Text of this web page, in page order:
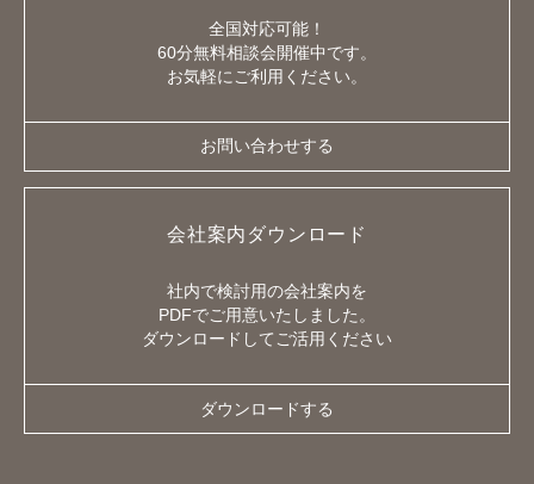
全国対応可能！
60分無料相談会開催中です。
お気軽にご利用ください。
お問い合わせする
会社案内ダウンロード
社内で検討用の会社案内を
PDFでご用意いたしました。
ダウンロードしてご活用ください
ダウンロードする